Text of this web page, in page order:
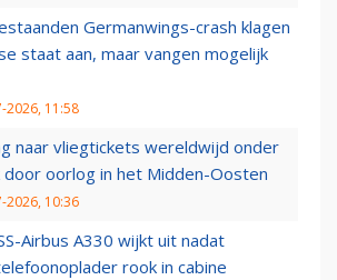
Germanwings-crash klagen
staat aan, maar vangen mogelijk
2026, 11:58
naar vliegtickets wereldwijd onder
door oorlog in het Midden-Oosten
2026, 10:36
Airbus A330 wijkt uit nadat
rook in cabine